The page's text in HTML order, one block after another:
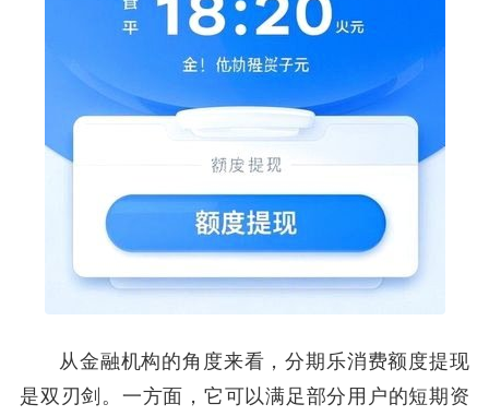
从金融机构的角度来看，分期乐消费额度提现
是双刃剑。一方面，它可以满足部分用户的短期资